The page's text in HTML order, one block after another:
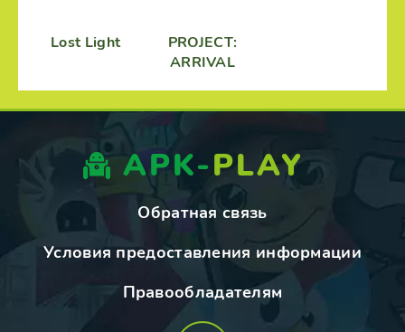
Lost Light
PROJECT:
ARRIVAL
APK-PLAY
Обратная связь
Условия предоставления информации
Правообладателям